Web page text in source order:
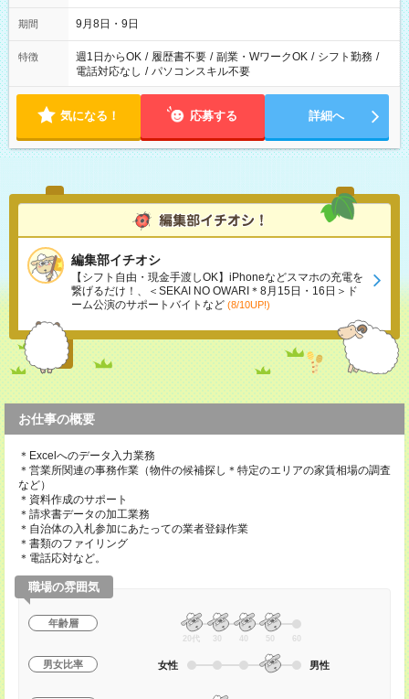
時間は変更となる可能性があります
期間 9月8日・9日
特徴 週1日からOK / 履歴書不要 / 副業・WワークOK / シフト勤務 /
電話対応なし / パソコンスキル不要
気になる！ 応募する 詳細へ
編集部イチオシ
【シフト自由・現金手渡しOK】iPhoneなどスマホの充電を
繋げるだけ！、＜SEKAI NO OWARI＊8月15日・16日＞ド
ーム公演のサポートバイトなど (8/10UP!)
お仕事の概要
＊Excelへのデータ入力業務
＊営業所関連の事務作業（物件の候補探し＊特定のエリアの家賃相場の調査
など）
＊資料作成のサポート
＊請求書データの加工業務
＊自治体の入札参加にあたっての業者登録作業
＊書類のファイリング
＊電話応対など。
職場の雰囲気
年齢層
20代 30 40 50 60
男女比率 女性 男性